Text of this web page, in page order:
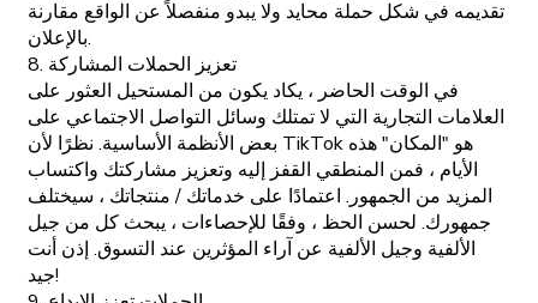
تقديمه في شكل حملة محايد ولا يبدو منفصلاً عن الواقع مقارنة
بالإعلان.
8. تعزيز الحملات المشاركة
في الوقت الحاضر ، يكاد يكون من المستحيل العثور على
العلامات التجارية التي لا تمتلك وسائل التواصل الاجتماعي على
بعض الأنظمة الأساسية. نظرًا لأن TikTok هو "المكان" هذه
الأيام ، فمن المنطقي القفز إليه وتعزيز مشاركتك واكتساب
المزيد من الجمهور. اعتمادًا على خدماتك / منتجاتك ، سيختلف
جمهورك. لحسن الحظ ، وفقًا للإحصاءات ، يبحث كل من جيل
الألفية وجيل الألفية عن آراء المؤثرين عند التسوق. إذن أنت
جيد!